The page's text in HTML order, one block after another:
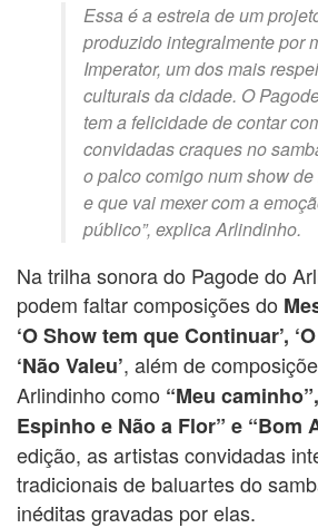
Essa é a estreia de um
produzido integralmente por
Imperator, um dos mais
culturais da cidade. O
tem a felicidade de contar
convidadas craques no
o palco comigo num show
e que vai mexer com a
público”, explica Arlindinho.
Na trilha sonora do Pagode do
podem faltar composições do
‘O Show tem que Continuar’,
‘Não Valeu’, além de
Arlindinho como “Meu
Espinho e Não a Flor” e “Bom
edição, as artistas convidadas
tradicionais de baluartes do
inéditas gravadas por elas.